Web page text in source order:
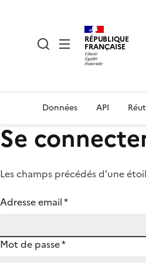
RÉPUBLIQUE
FRANÇAISE
Données API
Se
Les champs précédés d'une
Adresse email*
Mot de passe*